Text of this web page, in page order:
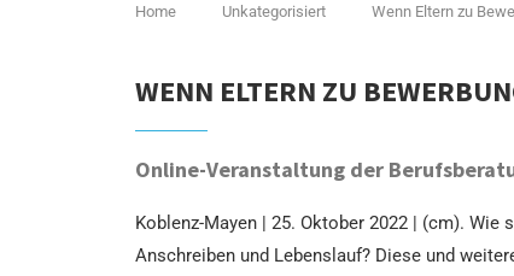
Home Unkategorisiert Wenn Eltern zu
WENN ELTERN ZU
Online-Veranstaltung der
Koblenz-Mayen | 25. Oktober 2022 | (cm).
Anschreiben und Lebenslauf? Diese und